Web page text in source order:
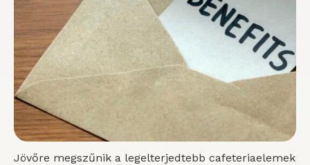
Jövőre megszűnik a legelterjedtebb cafeteriaelemek